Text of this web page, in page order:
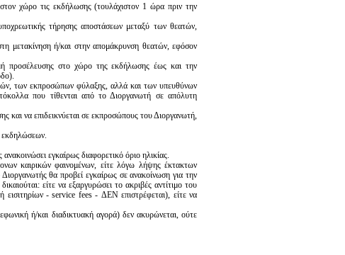
χώρο τις εκδήλωσης (τουλάχιστον 1 ώρα πριν την
τήρησης αποστάσεων μεταξύ των θεατών,
μετακίνηση ή/και στην απομάκρυνση θεατών, εφόσον
προσέλευσης στο χώρο της εκδήλωσης έως και την
των εκπροσώπων φύλαξης, αλλά και των υπευθύνων
που τίθενται από το Διοργανωτή σε απόλυτη
και να επιδεικνύεται σε εκπροσώπους του Διοργανωτή,
εγκαίρως διαφορετικό όριο ηλικίας.
καιρικών φαινομένων, είτε λόγω λήψης έκτακτων
θα προβεί εγκαίρως σε ανακοίνωση για την
είτε να εξαργυρώσει το ακριβές αντίτιμο του
εισιτηρίων - service fees - ΔΕΝ επιστρέφεται), είτε να
ή/και διαδικτυακή αγορά) δεν ακυρώνεται, ούτε